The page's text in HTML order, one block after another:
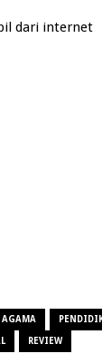
dari internet
AGAMA
REVIEW